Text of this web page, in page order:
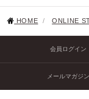
HOME / ONLINE
会員ログイン
メールマガジン